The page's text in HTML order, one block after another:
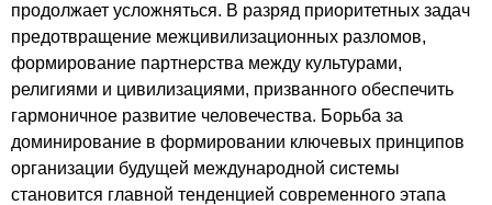
продолжает усложняться. В разряд приоритетных задач
предотвращение межцивилизационных разломов,
формирование партнерства между культурами,
религиями и цивилизациями, призванного обеспечить
гармоничное развитие человечества. Борьба за
доминирование в формировании ключевых принципов
организации будущей международной системы
становится главной тенденцией современного этапа